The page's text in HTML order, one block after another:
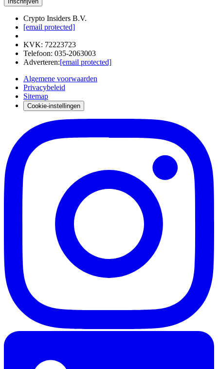
Crypto Insiders B.V.
[email protected]
KVK: 72223723
Telefoon: 035-2063003
Adverteren:[email protected]
Algemene voorwaarden
Privacybeleid
Sitemap
Cookie-instellingen